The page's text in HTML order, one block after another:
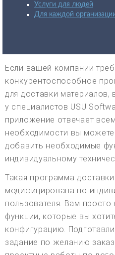
Услуги для людей
Для каждой
Если вашей компании
конкурентоспособное
для доставки материалов,
у специалистов USU
приложение отвечает
необходимости вы
добавить необходимые
индивидуальному
Такая программа
модифицирована по
пользователя. Вам
функции, которые вы
конфигурацию.
задание по желанию